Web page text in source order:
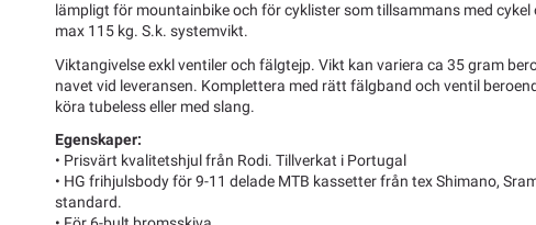
lämpligt för mountainbike och för cyklister som tillsammans med
max 115 kg. S.k. systemvikt.
Viktangivelse exkl ventiler och fälgtejp. Vikt kan variera ca 35 gram
navet vid leveransen. Komplettera med rätt fälgband och ventil
köra tubeless eller med slang.
Egenskaper:
• Prisvärt kvalitetshjul från Rodi. Tillverkat i Portugal
• HG frihjulsbody för 9-11 delade MTB kassetter från tex Shimano,
standard.